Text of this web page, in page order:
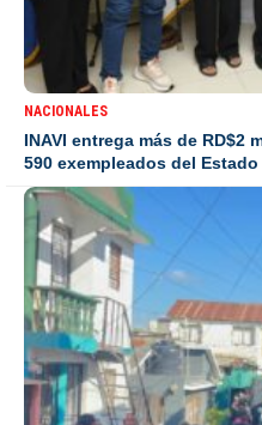
NACIONALES
INAVI entrega más de RD$2
590 exempleados del Estado